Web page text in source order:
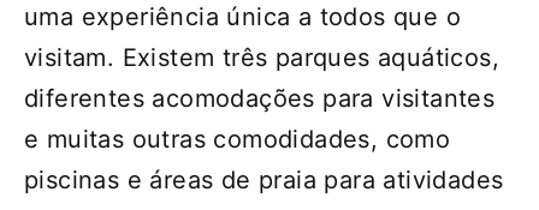
uma experiência única a todos que o
visitam. Existem três parques aquáticos,
diferentes acomodações para visitantes
e muitas outras comodidades, como
piscinas e áreas de praia para atividades